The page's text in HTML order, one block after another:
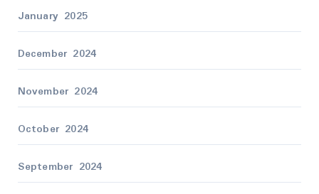
January 2025
December 2024
November 2024
October 2024
September 2024